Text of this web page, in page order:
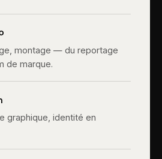
montage — du reportage
de marque.
graphique, identité en